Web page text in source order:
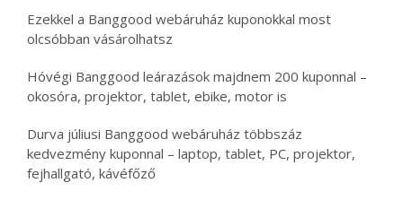
Ezekkel a Banggood webáruház kuponokkal most
olcsóbban vásárolhatsz
Hóvégi Banggood leárazások majdnem 200 kuponnal –
okosóra, projektor, tablet, ebike, motor is
Durva júliusi Banggood webáruház többszáz
kedvezmény kuponnal – laptop, tablet, PC, projektor,
fejhallgató, kávéfőző